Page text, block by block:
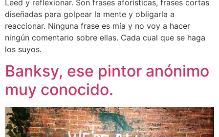
Leed y reflexionar. Son frases aforísticas, frases cortas
diseñadas para golpear la mente y obligarla a
reaccionar. Ninguna frase es mía y no voy a hacer
ningún comentario sobre ellas. Cada cual que se haga
los suyos.
Banksy, ese pintor anónimo
muy conocido.